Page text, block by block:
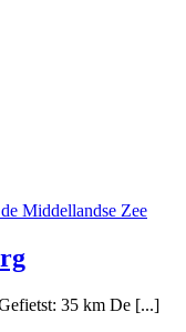
Middellandse Zee
35 km De [...]